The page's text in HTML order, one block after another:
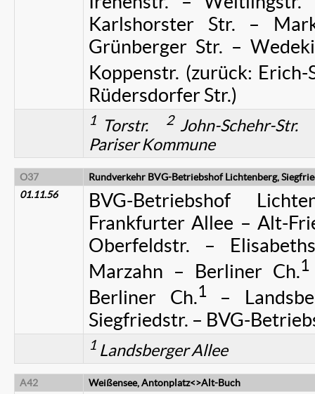
Karlshorster Str. –
Grünberger Str. –
Koppenstr. (zurück:
Rüdersdorfer Str.)
1 Torstr. 2John-Schehr-Str.
Pariser Kommune
O37
Rundverkehr BVG-Betriebshof Lichtenberg,
01.11.56
BVG-Betriebshof
Frankfurter Allee – Alt-
Oberfeldstr. –
Marzahn – Berliner Ch.1
Berliner Ch.1–
Siegfriedstr. – BVG-
1 Landsberger Allee
A42
Weißensee, Antonplatz<>Alt-Buch